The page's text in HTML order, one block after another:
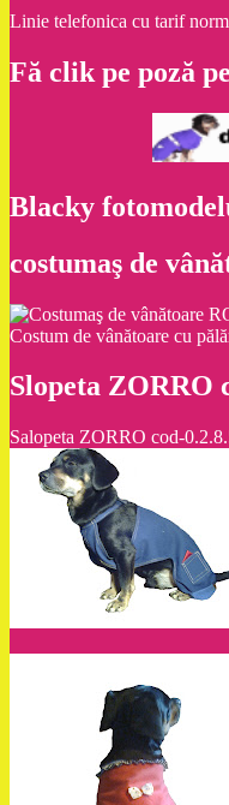
Linie telefonica cu tarif
Fă clik pe poză
Blacky
costumaş de
Costum de vânătoare cu
Slopeta ZORRO
Salopeta ZORRO cod-